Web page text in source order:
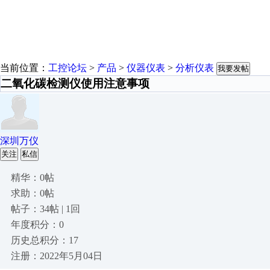
当前位置： 工控论坛 > 产品 > 仪器仪表 > 分析仪表 我要发帖
二氧化碳检测仪使用注意事项
深圳万仪
关注 私信
精华：0帖
求助：0帖
帖子：34帖 | 1回
年度积分：0
历史总积分：17
注册：2022年5月04日